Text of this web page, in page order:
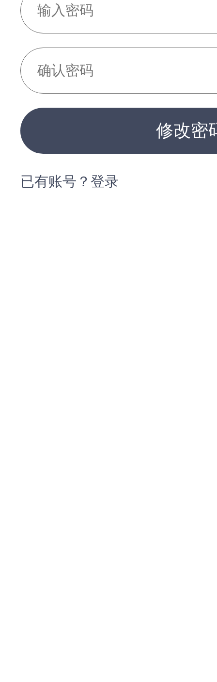
修改密
已有账号？登录